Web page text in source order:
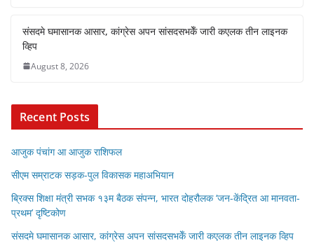
संसदमे घमासानक आसार, कांग्रेस अपन सांसदसभकेँ जारी कएलक तीन लाइनक
व्हिप
August 8, 2026
Recent Posts
आजुक पंचांग आ आजुक राशिफल
सीएम सम्राटक सड़क-पुल विकासक महाअभियान
ब्रिक्स शिक्षा मंत्री सभक १३म बैठक संपन्न, भारत दोहरौलक ‘जन-केंद्रित आ मानवता-
प्रथम’ दृष्टिकोण
संसदमे घमासानक आसार, कांग्रेस अपन सांसदसभकेँ जारी कएलक तीन लाइनक व्हिप